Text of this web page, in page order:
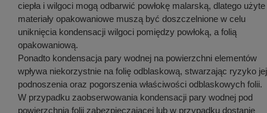
ciepła i wilgoci mogą odbarwić powłokę malarską, dlatego użyte
materiały opakowaniowe muszą być doszczelnione w celu
uniknięcia kondensacji wilgoci pomiędzy powłoką, a folią
opakowaniową.
Ponadto kondensacja pary wodnej na powierzchni elementów
wpływa niekorzystnie na folię odblaskową, stwarzając ryzyko jej
podnoszenia oraz pogorszenia właściwości odblaskowych folii.
W przypadku zaobserwowania kondensacji pary wodnej pod
powierzchnią folii zabezpieczającej lub w przypadku dostanie